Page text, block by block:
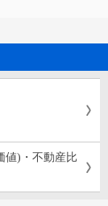
値)・不動産比